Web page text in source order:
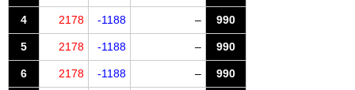
4 2178 -1188 – 990
5 2178 -1188 – 990
6 2178 -1188 – 990